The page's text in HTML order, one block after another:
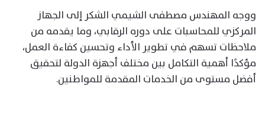
ووجه المهندس مصطفى الشيمي الشكر إلى الجهاز
المركزي للمحاسبات على دوره الرقابي، وما يقدمه من
ملاحظات تسهم في تطوير الأداء وتحسين كفاءة العمل،
مؤكدًا أهمية التكامل بين مختلف أجهزة الدولة لتحقيق
أفضل مستوى من الخدمات المقدمة للمواطنين.